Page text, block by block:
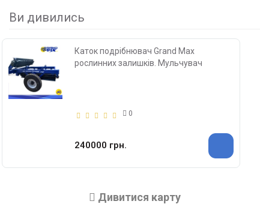
Ви дивились
Каток подрібнювач Grand Max
рослинних залишків. Мульчувач
0
240000 грн.
Дивитися карту